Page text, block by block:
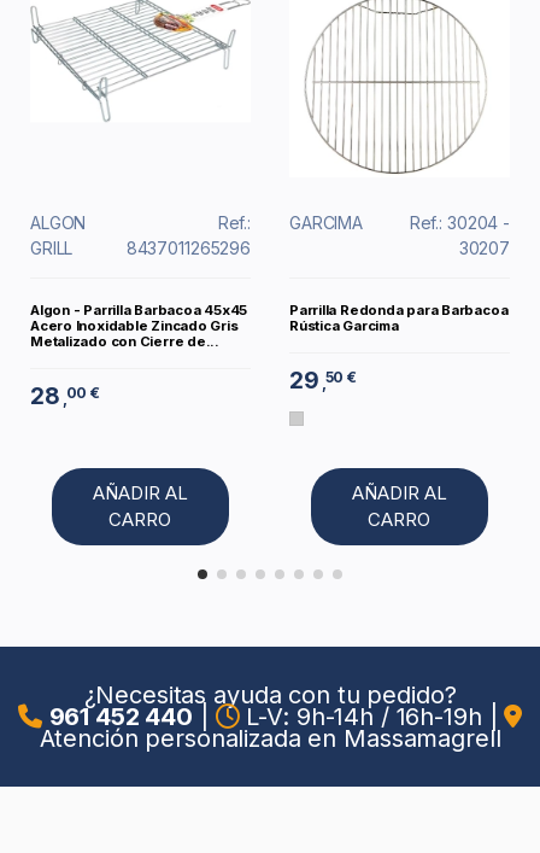
ALGON
GRILL
Ref.:
8437011265296
Algon - Parrilla Barbacoa 45x45
Acero Inoxidable Zincado Gris
Metalizado con Cierre de...
28 ,00 €
AÑADIR AL
CARRO
GARCIMA
Ref.: 30204 -
30207
Parrilla Redonda para Barbacoa
Rústica Garcima
29 ,50 €
AÑADIR AL
CARRO
¿Necesitas ayuda con tu pedido?
961 452 440 L-V: 9h-14h / 16h-19h
Atención personalizada en Massamagrell